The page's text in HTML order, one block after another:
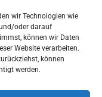
wir Technologien wie
oder darauf
können wir Daten
Website verarbeiten.
können
werden.